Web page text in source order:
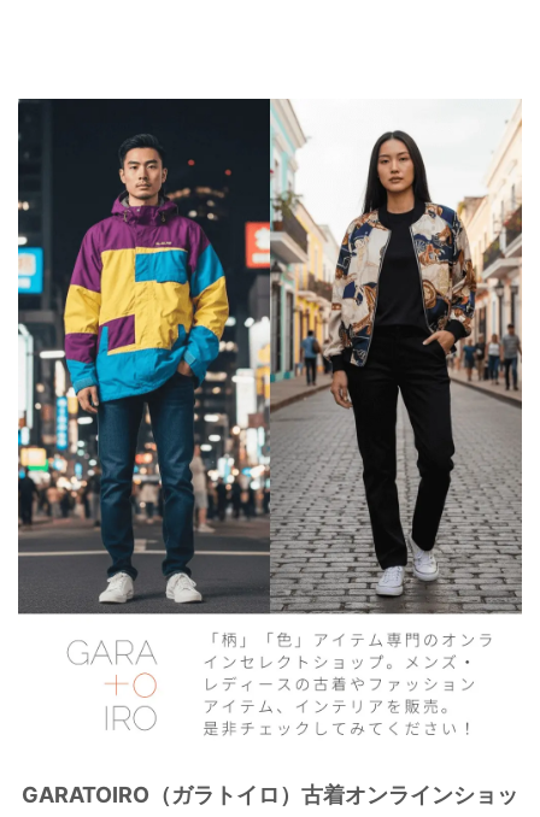
GARATOIRO（ガラトイロ）古着オンラインショッ